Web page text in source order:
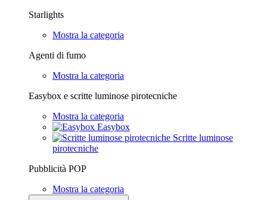
Starlights
Mostra la categoria
Agenti di fumo
Mostra la categoria
Easybox e scritte luminose pirotecniche
Mostra la categoria
Easybox
Scritte luminose
pirotecniche
Pubblicità POP
Mostra la categoria